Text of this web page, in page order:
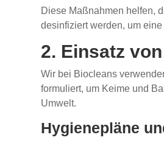
Diese Maßnahmen helfen,
desinfiziert werden, um
2. Einsatz
Wir bei Biocleans
formuliert, um Keime und
Umwelt.
Hygienepläne